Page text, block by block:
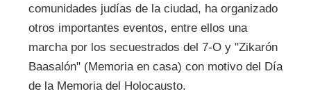
comunidades judías de la ciudad, ha organizado
otros importantes eventos, entre ellos una
marcha por los secuestrados del 7-O y "Zikarón
Baasalón" (Memoria en casa) con motivo del Día
de la Memoria del Holocausto.